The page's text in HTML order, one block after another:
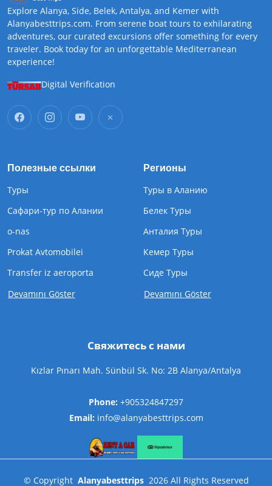
Explore Alanya, Side, Belek, Antalya, and Kemer with
Alanyabesttrips.com. From serene boat tours to exhilarating
adventures, our curated excursions offer something for every
traveler. Book today for an unforgettable Mediterranean
experience!
Digital Verification
Полезные ссылки
Туры
Сафари-тур по Алании
o-nas
Prokat Avtomobilei
Transfer iz aeroporta
Devamını Göster
Регионы
Туры в Аланию
Белек Туры
Анталия Туры
Кемер Туры
Cиде Туры
Devamını Göster
Свяжитесь с нами
Kızlar Pınarı Mah. Sünbül Sk. No: 2B Alanya/Antalya
Phone: +905324847297
Email: info@alanyabesttrips.com
© Copyright Alanyabesttrips 2026 All Rights Reserved